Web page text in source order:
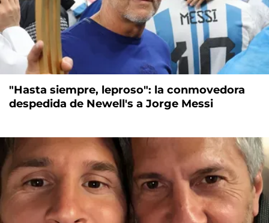
"Hasta siempre, leproso": la conmovedora
despedida de Newell's a Jorge Messi